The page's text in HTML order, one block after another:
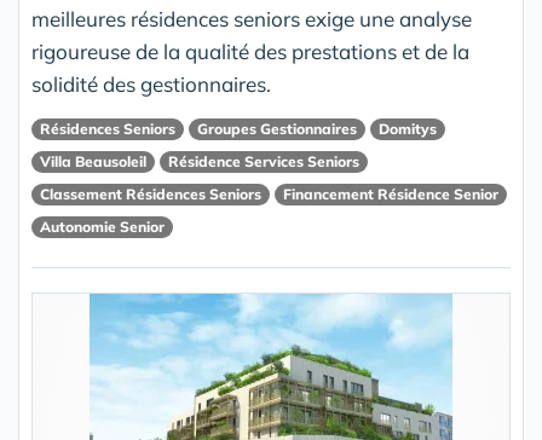
meilleures résidences seniors exige une analyse
rigoureuse de la qualité des prestations et de la
solidité des gestionnaires.
Résidences Seniors Groupes Gestionnaires
Domitys
Villa Beausoleil
Résidence Services Seniors
Classement Résidences Seniors
Financement Résidence Senior
Autonomie Senior